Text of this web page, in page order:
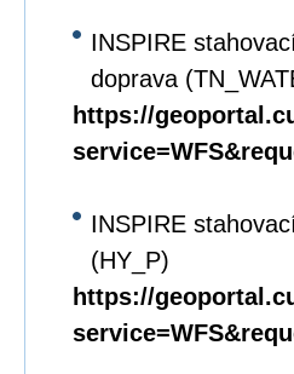
INSPIRE
doprava
https://
INSPIRE
(HY_P)
https://